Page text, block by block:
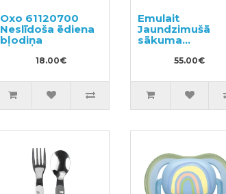
Oxo 61120700
Neslīdoša ēdiena
bļodiņa
18.00€
Emulait
Jaundzimušā
sākuma
55.00€